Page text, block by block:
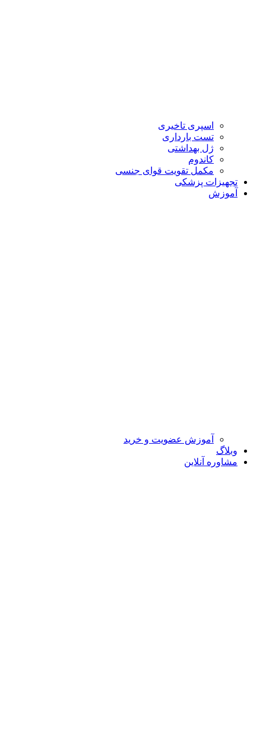
اسپری تاخیری
تست بارداری
ژل بهداشتی
کاندوم
مکمل تقویت قوای جنسی
تجهیزات پزشکی
آموزش
آموزش عضویت و خرید
وبلاگ
مشاوره آنلاین